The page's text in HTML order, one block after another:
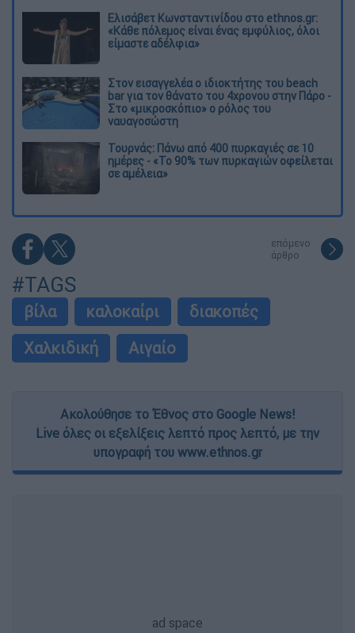
Ελισάβετ Κωνσταντινίδου στο ethnos.gr:
«Κάθε πόλεμος είναι ένας εμφύλιος, όλοι
είμαστε αδέλφια»
Στον εισαγγελέα ο ιδιοκτήτης του beach
bar για τον θάνατο του 4χρονου στην Πάρο -
Στο «μικροσκόπιο» ο ρόλος του
ναυαγοσώστη
Τουρνάς: Πάνω από 400 πυρκαγιές σε 10
ημέρες - «Το 90% των πυρκαγιών οφείλεται
σε αμέλεια»
επόμενο
άρθρο
#TAGS
βίλα καλοκαίρι
διακοπές
Χαλκιδική
Αιγαίο
Ακολούθησε το Έθνος στο Google News!
Live όλες οι εξελίξεις λεπτό προς λεπτό, με την
υπογραφή του www.ethnos.gr